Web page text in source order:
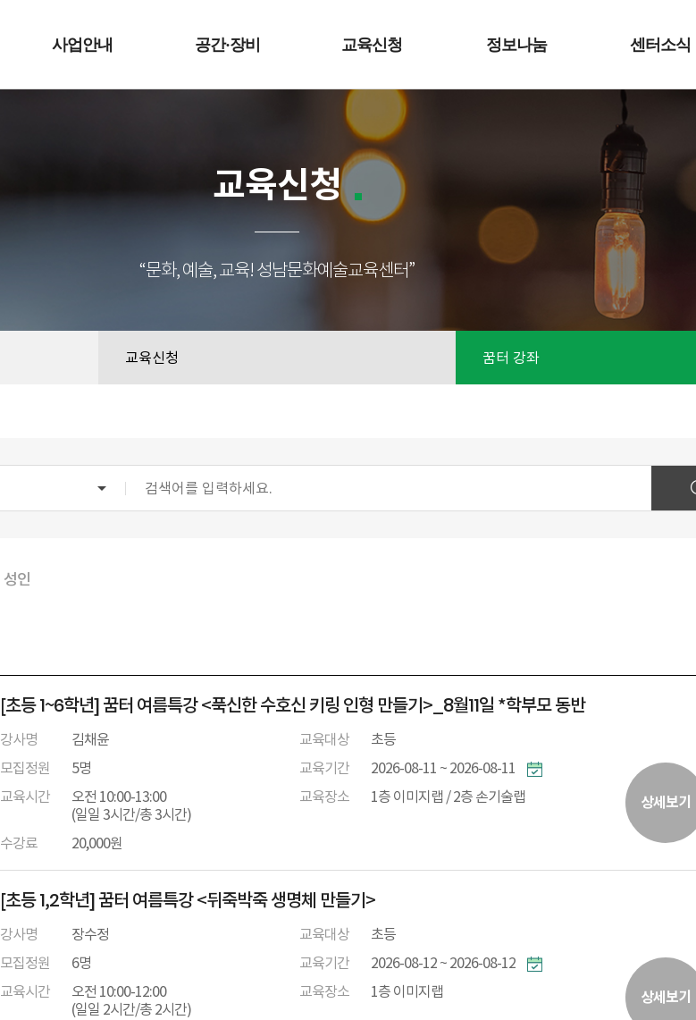
사업안내 공간·장비 교육신청 정보나눔 센터소식
교육신청
“문화, 예술, 교육! 성남문화예술교육센터”
교육신청 꿈터 강좌
성인
[초등 1~6학년] 꿈터 여름특강 <푹신한 수호신 키링 인형 만들기>_8월11일 *학부모 동반
강사명 김채윤 교육대상
초등
모집정원
5명 교육기간
2026-08-11 ~ 2026-08-11
교육시간
오전 10:00-13:00
(일일 3시간/총 3시간)
교육장소 1층 이미지랩 / 2층 손기술랩
수강료 20,000원
상세보기
[초등 1,2학년] 꿈터 여름특강 <뒤죽박죽 생명체 만들기>
강사명 장수정 교육대상
초등
모집정원
6명 교육기간
2026-08-12 ~ 2026-08-12
교육시간
오전 10:00-12:00
(일일 2시간/총 2시간)
교육장소 1층 이미지랩 상세보기